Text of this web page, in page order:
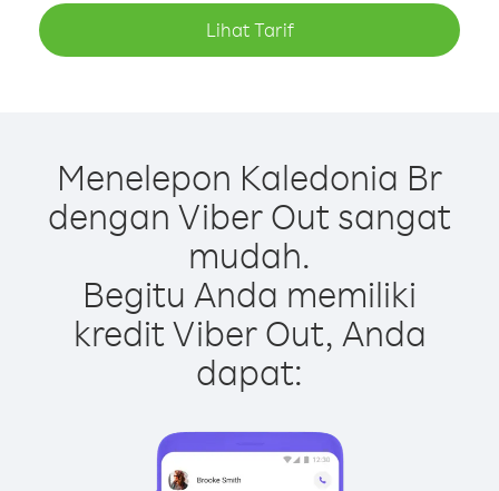
Lihat Tarif
Menelepon Kaledonia Br
dengan Viber Out sangat
mudah.
Begitu Anda memiliki
kredit Viber Out, Anda
dapat: